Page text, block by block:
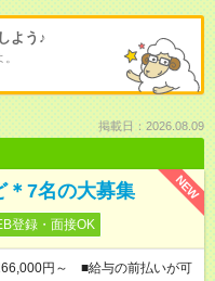
よう♪
掲載日：2026.08.09
NEW
＊7名の大募集
登録・面接OK
円～ ■給与の前払いが可